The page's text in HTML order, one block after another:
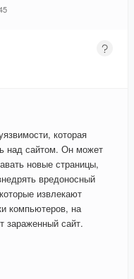
которая
над сайтом. Он может
новые страницы,
вредоносный
извлекают
компьютеров, на
зараженный сайт.